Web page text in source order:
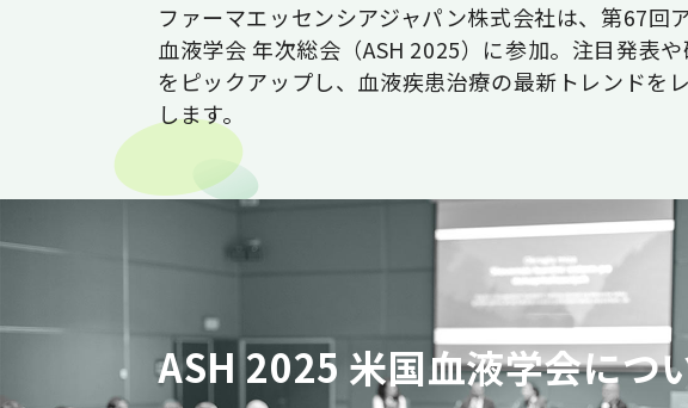
ファーマエッセンシアジャパン株式会社は、第67回
血液学会 年次総会（ASH 2025）に参加。注目発表
をピックアップし、血液疾患治療の最新トレンドを
します。
ASH 2025 米国血液学会につ